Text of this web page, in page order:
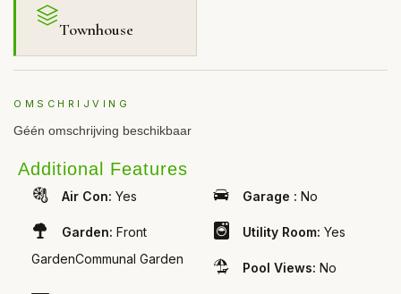
Townhouse
OMSCHRIJVING
Géén omschrijving beschikbaar
Additional Features
Air Con: Yes Garage : No
Garden: Front
GardenCommunal Garden
Utility Room: Yes
Pool Views: No